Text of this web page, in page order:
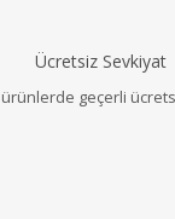
Ücretsiz Sevkiyat
geçerli